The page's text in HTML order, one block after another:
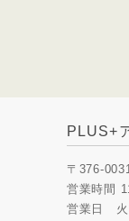
PLUS+
〒376-
営業時間
営業日